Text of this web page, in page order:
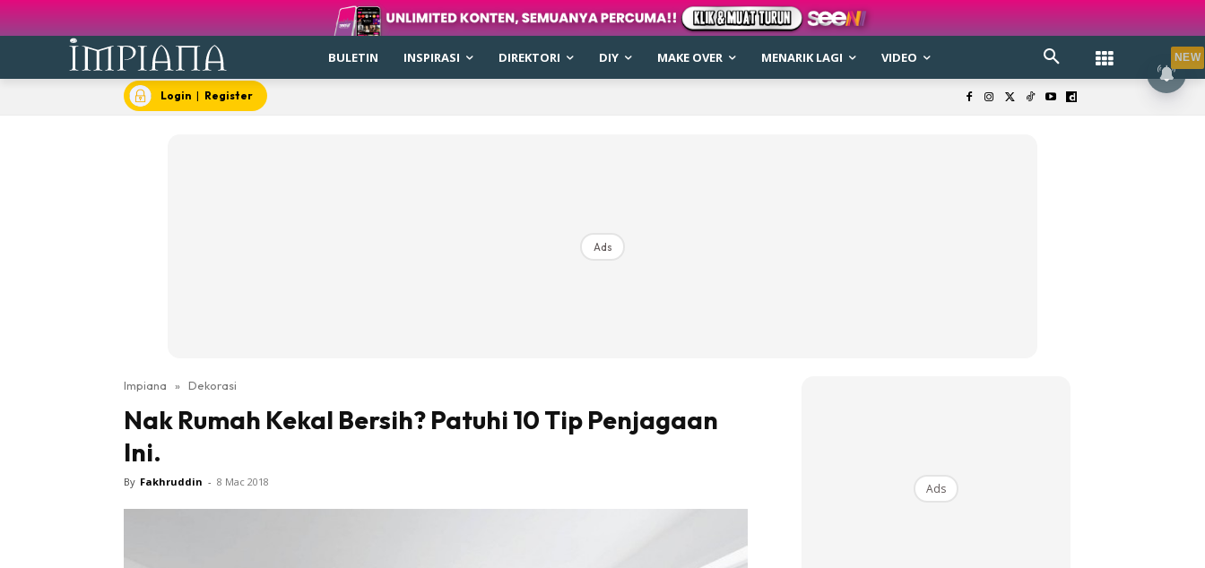
BULETIN INSPIRASI DIREKTORI DIY MAKE OVER MENARIK LAGI VIDEO
Login | Register
Ads
Impiana » Dekorasi
Nak Rumah Kekal Bersih? Patuhi 10 Tip Penjagaan
Ini.
By Fakhruddin - 8 Mac 2018 Ads
NEW